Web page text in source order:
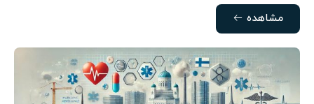
مشاهده